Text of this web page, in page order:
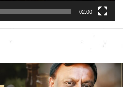
02:00